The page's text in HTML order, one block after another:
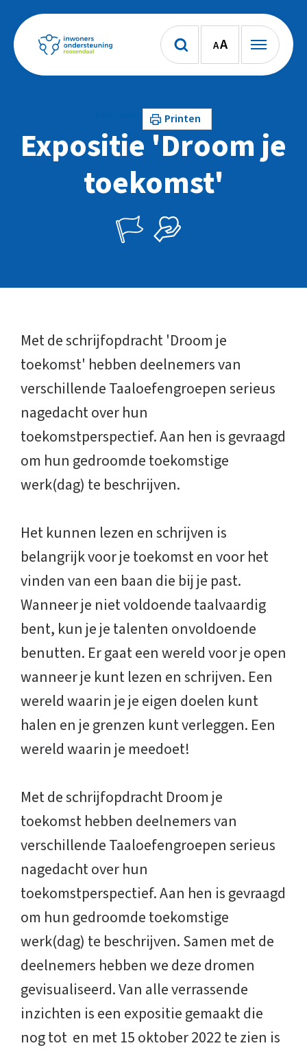
AA
Printen
Expositie 'Droom je
toekomst'
Met de schrijfopdracht 'Droom je
toekomst' hebben deelnemers van
verschillende Taaloefengroepen serieus
nagedacht over hun
toekomstperspectief. Aan hen is gevraagd
om hun gedroomde toekomstige
werk(dag) te beschrijven.
Het kunnen lezen en schrijven is
belangrijk voor je toekomst en voor het
vinden van een baan die bij je past.
Wanneer je niet voldoende taalvaardig
bent, kun je je talenten onvoldoende
benutten. Er gaat een wereld voor je open
wanneer je kunt lezen en schrijven. Een
wereld waarin je je eigen doelen kunt
halen en je grenzen kunt verleggen. Een
wereld waarin je meedoet!
Met de schrijfopdracht Droom je
toekomst hebben deelnemers van
verschillende Taaloefengroepen serieus
nagedacht over hun
toekomstperspectief. Aan hen is gevraagd
om hun gedroomde toekomstige
werk(dag) te beschrijven. Samen met de
deelnemers hebben we deze dromen
gevisualiseerd. Van alle verrassende
inzichten is een expositie gemaakt die
nog tot en met 15 oktober 2022 te zien is